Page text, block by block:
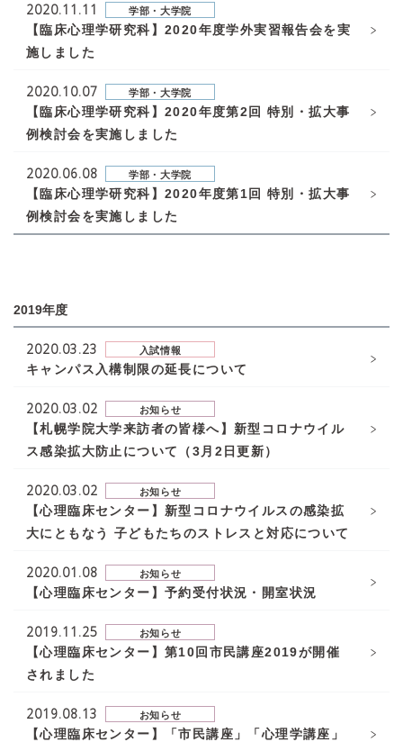
2020.11.11 学部・大学院
【臨床心理学研究科】2020年度学外実習報告会を実
施しました
2020.10.07 学部・大学院
【臨床心理学研究科】2020年度第2回 特別・拡大事
例検討会を実施しました
2020.06.08 学部・大学院
【臨床心理学研究科】2020年度第1回 特別・拡大事
例検討会を実施しました
2019年度
2020.03.23 入試情報
キャンパス入構制限の延長について
2020.03.02 お知らせ
【札幌学院大学来訪者の皆様へ】新型コロナウイル
ス感染拡大防止について（3月2日更新）
2020.03.02 お知らせ
【心理臨床センター】新型コロナウイルスの感染拡
大にともなう 子どもたちのストレスと対応について
2020.01.08 お知らせ
【心理臨床センター】予約受付状況・開室状況
2019.11.25 お知らせ
【心理臨床センター】第10回市民講座2019が開催
されました
2019.08.13 お知らせ
【心理臨床センター】「市民講座」「心理学講座」